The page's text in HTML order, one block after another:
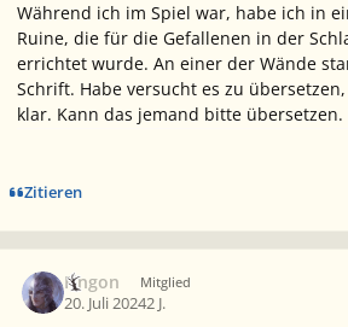
Während ich im Spiel war, habe ich in
Ruine, die für die Gefallenen in der
errichtet wurde. An einer der Wände
Schrift. Habe versucht es zu
klar. Kann das jemand bitte übersetzen.
Zitieren
Fingon Mitglied
20. Juli 20242 J.